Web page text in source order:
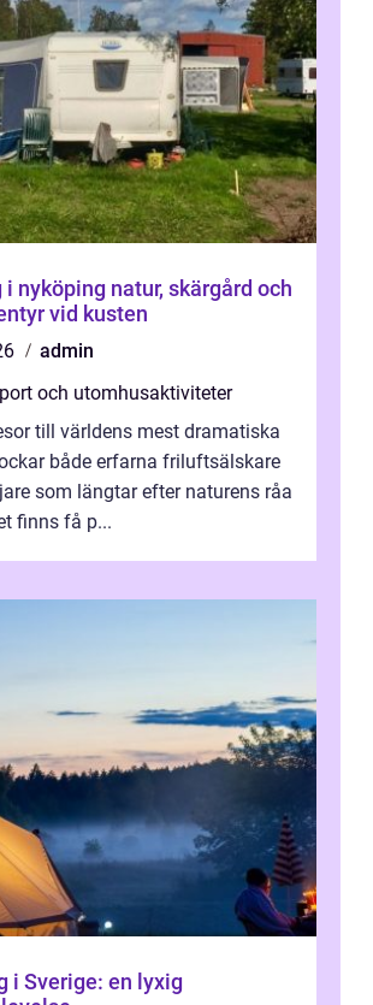
natur, skärgård och
vid kusten
admin
och utomhusaktiviteter
till världens mest dramatiska
både erfarna friluftsälskare
som längtar efter naturens råa
finns få p...
i Sverige: en lyxig